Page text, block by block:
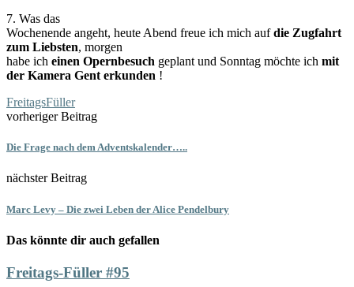
7. Was das
Wochenende angeht, heute Abend freue ich mich aufdie Zugfahrt
zum Liebsten, morgen
habe ich einen Opernbesuch geplant und Sonntag möchte ich mit
der Kamera Gent erkunden !
FreitagsFüller
vorheriger Beitrag
Die Frage nach dem Adventskalender…..
nächster Beitrag
Marc Levy – Die zwei Leben der Alice Pendelbury
Das könnte dir auch gefallen
Freitags-Füller #95